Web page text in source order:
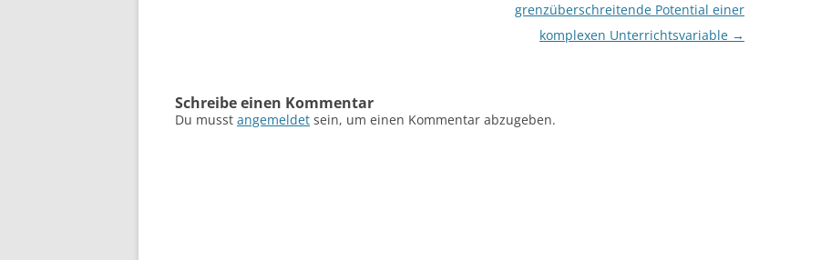
grenzüberschreitende Potential einer
komplexen Unterrichtsvariable →
Schreibe einen Kommentar
Du musst angemeldet sein, um einen Kommentar abzugeben.